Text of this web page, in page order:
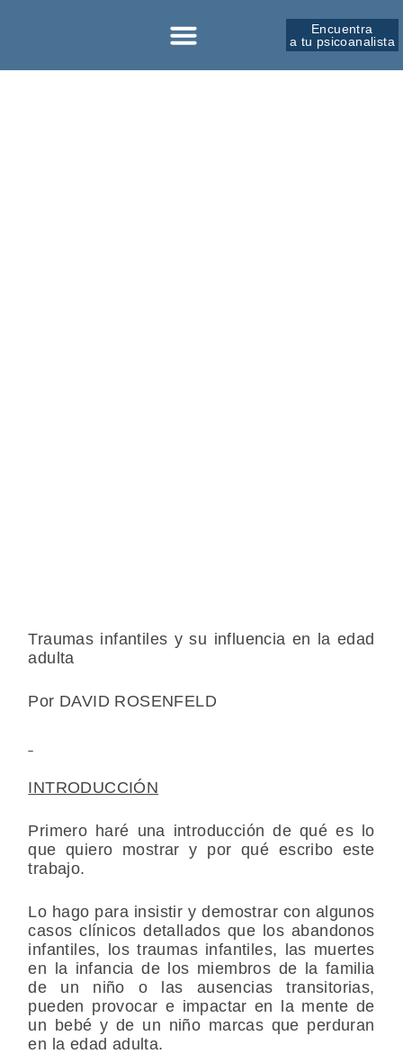
Encuentra
a tu psicoanalista
Traumas infantiles y su influencia en la edad
adulta
Por DAVID ROSENFELD
INTRODUCCIÓN
Primero haré una introducción de qué es lo
que quiero mostrar y por qué escribo este
trabajo.
Lo hago para insistir y demostrar con algunos
casos clínicos detallados que los abandonos
infantiles, los traumas infantiles, las muertes
en la infancia de los miembros de la familia
de un niño o las ausencias transitorias,
pueden provocar e impactar en la mente de
un bebé y de un niño marcas que perduran
en la edad adulta.